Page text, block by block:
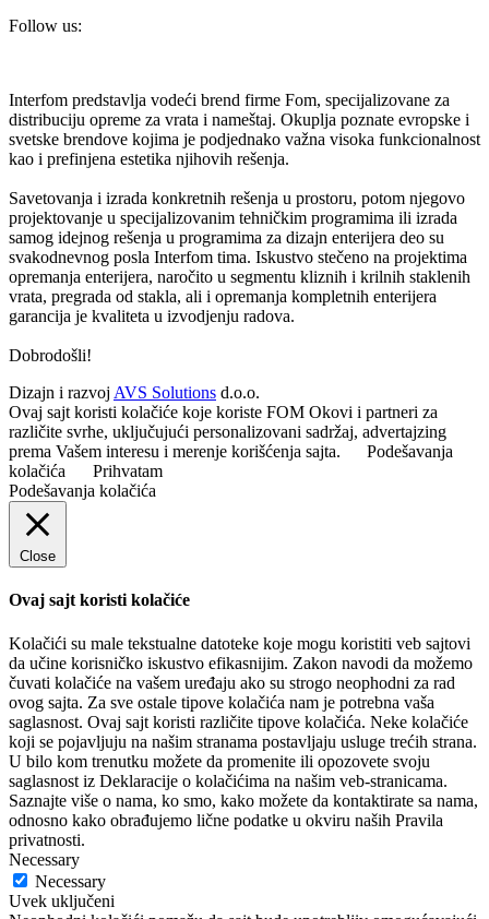
Follow us:
Interfom predstavlja vodeći brend firme Fom, specijalizovane za
distribuciju opreme za vrata i nameštaj. Okuplja poznate evropske i
svetske brendove kojima je podjednako važna visoka funkcionalnost
kao i prefinjena estetika njihovih rešenja.
Savetovanja i izrada konkretnih rešenja u prostoru, potom njegovo
projektovanje u specijalizovanim tehničkim programima ili izrada
samog idejnog rešenja u programima za dizajn enterijera deo su
svakodnevnog posla Interfom tima. Iskustvo stečeno na projektima
opremanja enterijera, naročito u segmentu kliznih i krilnih staklenih
vrata, pregrada od stakla, ali i opremanja kompletnih enterijera
garancija je kvaliteta u izvodjenju radova.
Dobrodošli!
Dizajn i razvoj AVS Solutions d.o.o.
Ovaj sajt koristi kolačiće koje koriste FOM Okovi i partneri za
različite svrhe, uključujući personalizovani sadržaj, advertajzing
prema Vašem interesu i merenje korišćenja sajta.
Podešavanja
kolačića
Prihvatam
Podešavanja kolačića
Close
Ovaj sajt koristi kolačiće
Kolačići su male tekstualne datoteke koje mogu koristiti veb sajtovi
da učine korisničko iskustvo efikasnijim. Zakon navodi da možemo
čuvati kolačiće na vašem uređaju ako su strogo neophodni za rad
ovog sajta. Za sve ostale tipove kolačića nam je potrebna vaša
saglasnost. Ovaj sajt koristi različite tipove kolačića. Neke kolačiće
koji se pojavljuju na našim stranama postavljaju usluge trećih strana.
U bilo kom trenutku možete da promenite ili opozovete svoju
saglasnost iz Deklaracije o kolačićima na našim veb-stranicama.
Saznajte više o nama, ko smo, kako možete da kontaktirate sa nama,
odnosno kako obrađujemo lične podatke u okviru naših Pravila
privatnosti.
Necessary
Necessary
Uvek uključeni